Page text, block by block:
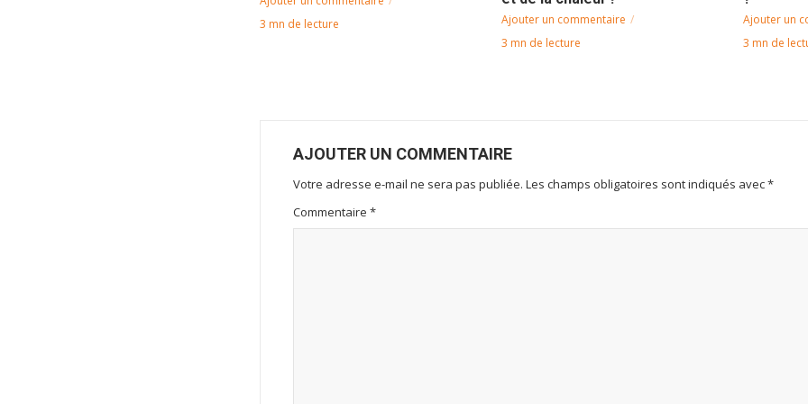
3 mn de lecture
Ajouter un commentaire
3 mn de lecture
Ajouter un
3 mn de
AJOUTER UN COMMENTAIRE
Votre adresse e-mail ne sera pas publiée. Les champs obligatoires sont indiqués avec*
Commentaire *